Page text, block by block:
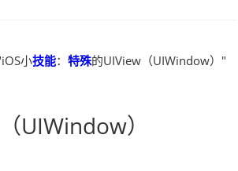
小技能： 特殊的UIView（UIWindow）"
UIWindow）